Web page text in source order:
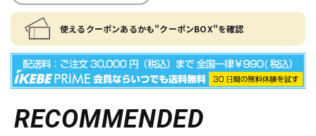
使えるクーポンあるかも"クーポンBOX"を確認
RECOMMENDED